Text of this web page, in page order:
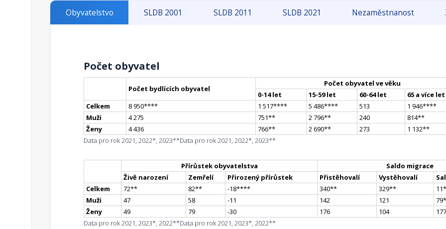
Obyvatelstvo SLDB 2001 SLDB 2011 SLDB 2021 Nezaměstnanost
Počet obyvatel
Počet bydlících obyvatel
Počet obyvatel ve věku
0-14 let
15-59 let 60-64 let
65 a více let
Celkem
8 950**** 1 517**** 5 486**** 513 1 946****
Muži
4 275 751** 2 796** 240 814**
Ženy
4 436 766** 2 690** 273 1 132**
Data pro rok 2021, 2022*, 2023**Data pro rok 2021, 2022*, 2023**
Přírůstek obyvatelstva
Saldo migrace
Živě narození
Zemřelí Přirozený přírůstek Přistěhovalí Vystěhovalí
Celkem
72** 82** -18**** 340** 329** 11*
Muži
47 58 -11 142 121 79
Ženy
49 79 -30 176 104
177
Data pro rok 2021, 2023*, 2022**Data pro rok 2021, 2023*, 2022**